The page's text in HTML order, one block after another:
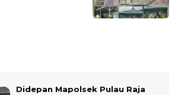
Didepan Mapolsek Pulau Raja